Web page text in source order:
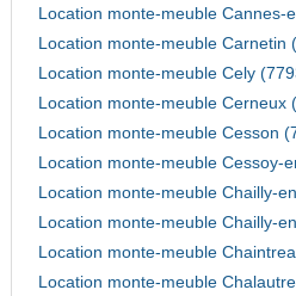
Location monte-meuble Cannes-
Location monte-meuble Carnetin
Location monte-meuble Cely
Location monte-meuble Cerneux
Location monte-meuble Cesson
Location monte-meuble Cessoy-
Location monte-meuble Chailly-
Location monte-meuble Chailly-
Location monte-meuble
Location monte-meuble